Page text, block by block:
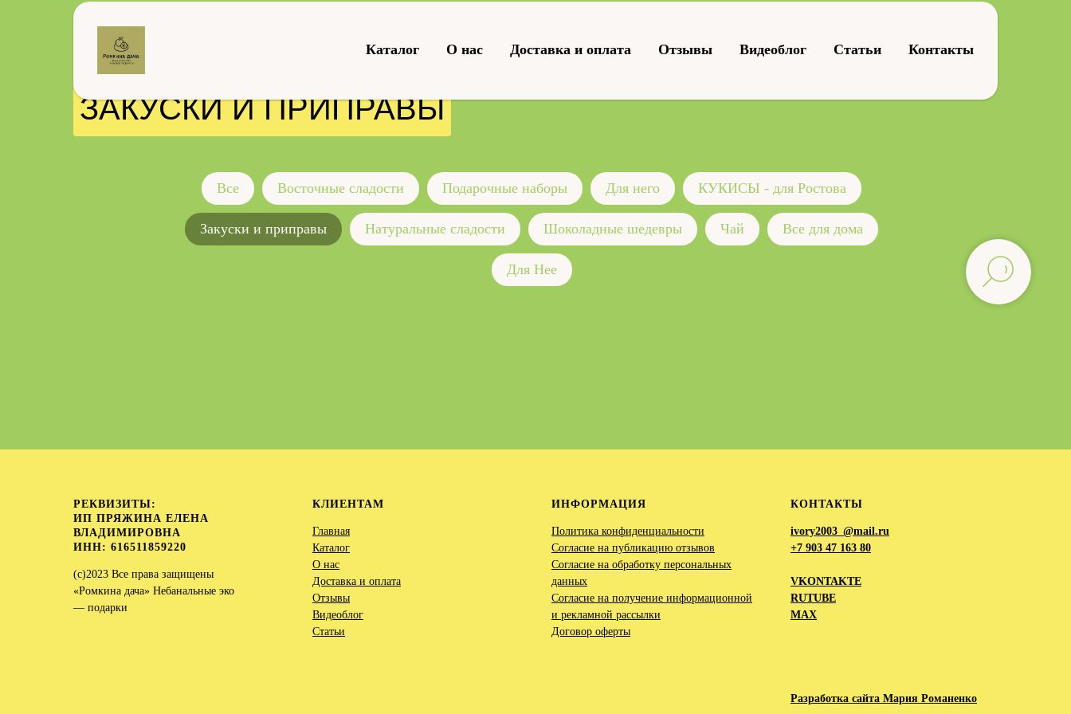
Каталог О нас Доставка и оплата Отзывы Видеоблог Статьи Контакты
ЗАКУСКИ И ПРИПРАВЫ
Все Восточные сладости Подарочные наборы Для него КУКИСЫ - для Ростова
Закуски и приправы Натуральные сладости Шоколадные шедевры Чай Все для дома
Для Нее
РЕКВИЗИТЫ:
ИП ПРЯЖИНА ЕЛЕНА
ВЛАДИМИРОВНА
ИНН: 616511859220
(c)2023 Все права защищены
«Ромкина дача» Небанальные эко
— подарки
КЛИЕНТАМ
Главная
Каталог
О нас
Доставка и оплата
Отзывы
Видеоблог
Статьи
ИНФОРМАЦИЯ
Политика конфиденциальности
Согласие на публикацию отзывов
Согласие на обработку персональных
данных
Согласие на получение информационной
и рекламной рассылки
Договор оферты
КОНТАКТЫ
ivory2003_@mail.ru
+7 903 47 163 80
VKONTAKTE
RUTUBE
MAX
Разработка сайта Мария Романенко